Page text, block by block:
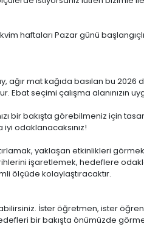
haftaları Pazar günü
mat kağıda basılan bu 2026
Ebat seçimi çalışma alanınızın
bir bakışta görebilmeniz için
odaklanacaksınız!
yaklaşan etkinlikleri
işaretlemek, hedeflere
ölçüde kolaylaştıracaktır.
İster öğretmen, ister
bir bakışta önümüzde